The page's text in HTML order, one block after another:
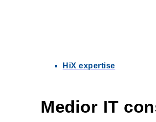
HiX expertise
Medior IT